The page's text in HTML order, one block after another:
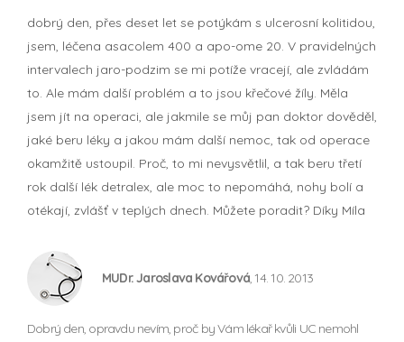
dobrý den, přes deset let se potýkám s ulcerosní kolitidou,
jsem, léčena asacolem 400 a apo-ome 20. V pravidelných
intervalech jaro-podzim se mi potíže vracejí, ale zvládám
to. Ale mám další problém a to jsou křečové žíly. Měla
jsem jít na operaci, ale jakmile se můj pan doktor dověděl,
jaké beru léky a jakou mám další nemoc, tak od operace
okamžitě ustoupil. Proč, to mi nevysvětlil, a tak beru třetí
rok další lék detralex, ale moc to nepomáhá, nohy bolí a
otékají, zvlášť v teplých dnech. Můžete poradit? Díky Míla
MUDr. Jaroslava Kovářová, 14. 10. 2013
Dobrý den, opravdu nevím, proč by Vám lékař kvůli UC nemohl